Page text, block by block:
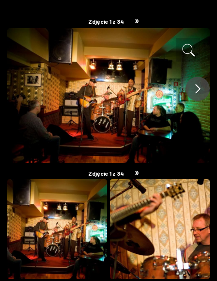
W RZESZOWIE
Zdjęcie 1 z 34 »
Zdjęcie 1 z 34 »